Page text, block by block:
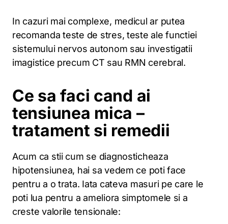
In cazuri mai complexe, medicul ar putea
recomanda teste de stres, teste ale functiei
sistemului nervos autonom sau investigatii
imagistice precum CT sau RMN cerebral.
Ce sa faci cand ai
tensiunea mica –
tratament si remedii
Acum ca stii cum se diagnosticheaza
hipotensiunea, hai sa vedem ce poti face
pentru a o trata. Iata cateva masuri pe care le
poti lua pentru a ameliora simptomele si a
creste valorile tensionale: